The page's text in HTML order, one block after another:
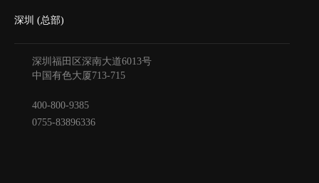
深圳 (总部)
深圳福田区深南大道6013号
中国有色大厦713-715
400-800-9385
0755-83896336